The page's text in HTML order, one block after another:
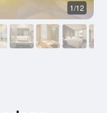
1/12